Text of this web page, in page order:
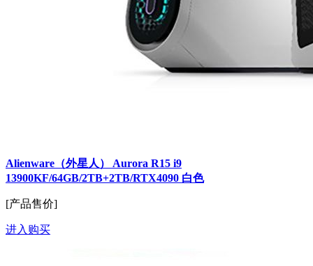
Alienware（外星人） Aurora R15 i9
13900KF/64GB/2TB+2TB/RTX4090 白色
[产品售价]
进入购买